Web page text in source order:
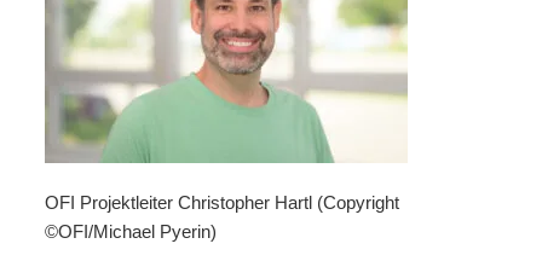
OFI Projektleiter Christopher Hartl (Copyright
©OFI/Michael Pyerin)